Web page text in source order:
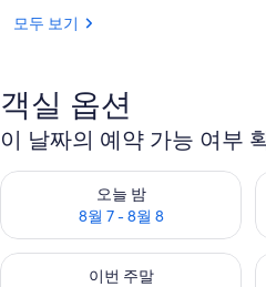
모두 보기
객실 옵션
이 날짜의 예약 가능 여부
오늘 밤
8월 7 - 8월 8
오늘 밤 예약 가능 여부 확인, 8월 7
이번 주말
이번 주말 예약 가능 여부 확인, 8